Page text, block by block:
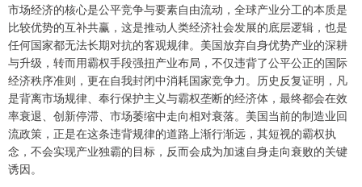
市场经济的核心是公平竞争与要素自由流动，全球产业分工的本质是
比较优势的互补共赢，这是推动人类经济社会发展的底层逻辑，也是
任何国家都无法长期对抗的客观规律。美国放弃自身优势产业的深耕
与升级，转而用霸权手段强扭产业布局，不仅违背了公平公正的国际
经济秩序准则，更在自我封闭中消耗国家竞争力。历史反复证明，凡
是背离市场规律、奉行保护主义与霸权垄断的经济体，最终都会在效
率衰退、创新停滞、市场萎缩中走向相对衰落。美国当前的制造业回
流政策，正是在这条违背规律的道路上渐行渐远，其短视的霸权执
念，不会实现产业独霸的目标，反而会成为加速自身走向衰败的关键
诱因。